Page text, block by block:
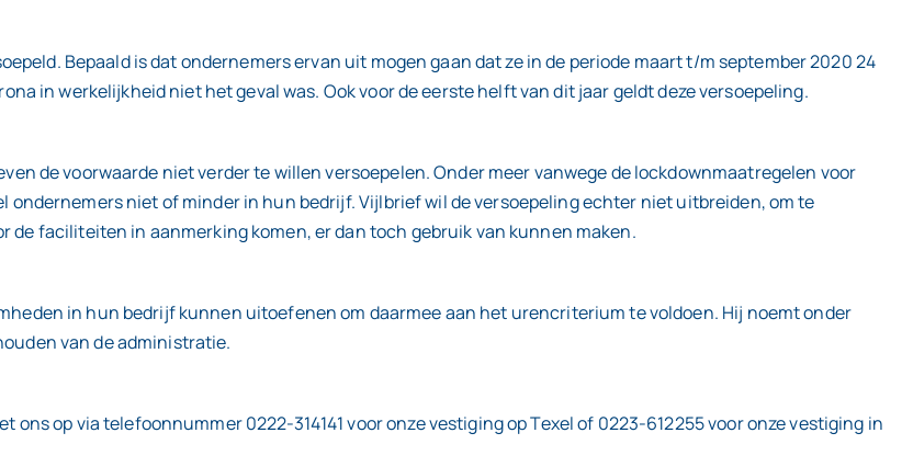
Bepaald is dat ondernemers ervan uit mogen gaan dat ze in de periode maart t/m september 2020 24
in werkelijkheid niet het geval was. Ook voor de eerste helft van dit jaar geldt deze versoepeling.
de voorwaarde niet verder te willen versoepelen. Onder meer vanwege de lockdownmaatregelen voor
niet of minder in hun bedrijf. Vijlbrief wil de versoepeling echter niet uitbreiden, om te
de faciliteiten in aanmerking komen, er dan toch gebruik van kunnen maken.
in hun bedrijf kunnen uitoefenen om daarmee aan het urencriterium te voldoen. Hij noemt onder
van de administratie.
op via telefoonnummer 0222-314141 voor onze vestiging op Texel of 0223-612255 voor onze vestiging in